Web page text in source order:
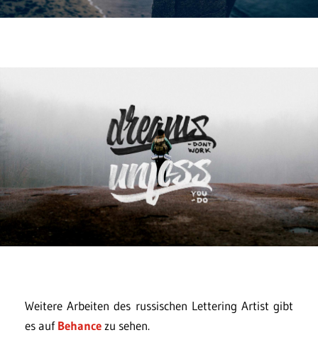
Weitere Arbeiten des russischen Lettering Artist gibt
es aufBehancezu sehen.